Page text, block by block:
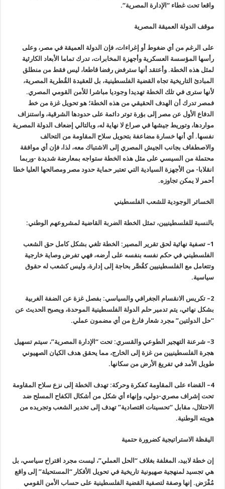
واقعا تحت غطاء “الإدارة المصرية“.
موقف الدولة العميقة المصرية
على الرغم من أي ضغوط أو إغراءات، فإن الدولة العميقة في مصر، وعلى
رأسها المؤسسة العسكرية وأجهزة المخابرات، تدرك تماما الأبعاد الكارثية
لمثل هذه الخطة. وأعتقد أنها سترفض رفضا قاطعا، ليس فقط من منطلق
المبادئ التاريخية تجاه القضية الفلسطينية، بل للعقيدة القُطرية المصرية،
لأنها سترى في تلك الخطة تهديدا وجوديا مباشرا للأمن القومي المصري.
فمصر تدرك أن الهدف الحقيقي من هذه الخطة؛ هو تحويل غزة من خط
الدفاع الأول عن مصر إلى بؤرة توتر دائمة على حدودها الشرقية، واستنزاف
مواردها، وتوريط جيشها في صراع لا نهاية له، وبالتالي إضعاف الدولة المصرية
نفسها. أي أنها خسارة مضاعفة بتحويل سلاح المقاومة من التحالف
والاصطفاف بجانب الجيش المصري إلى الاشتباك معه، لذا، فإن أي موافقة
محتملة من السيسي على مثل هذه الخطة ستواجه بمعارضة شديدة -وربما
انقلابا- من الأجهزة السيادية التي تعتبر حماية حدود مصر ومصالحها العليا خطا
أحمر لا يمكن تجاوزه.
الخسائر الوجودية للشعب الفلسطيني
بالنسبة للفلسطينيين، تمثل الخطة الضربة القاضية لمشروعهم الوطني:
1
–تصفية نهائية لحق تقرير المصير: الخطة تلغي بشكل كامل حق الشعب
الفلسطيني في حكم نفسه بنفسه على أرضه، فهي تفرض وصاية خارجية
وتتعامل مع الفلسطينيين كقُصَّر بحاجة إلى إدارة، وليس كشعب له حقوق
سياسية.
2
–تكريس الانقسام الجغرافي والسياسي: بفصل غزة عن الضفة الغربية
بشكل نهائي، يتم تدمير حلم الدولة الفلسطينية الموحدة، ويصبح الحديث عن
“حل الدولتين” مجرد شعار فارغ من أي مضمون عملي.
3
–شرعنة التهجير الطوعي والقسري: تحت “الإدارة المصرية”، سيتم تسهيل
هجرة الفلسطينيين من غزة إلى الخارج، مما يحقق هدف الكيان الصهيوني
طويل الأمد في تفريغ الأرض من سكانها.
4
– القضاء على المقاومة كفكرة وحركة: تهدف الخطة إلى نزع سلاح المقاومة
تحت إشراف مصري-دولي، وإنهاء أي شكل من أشكال الكفاح المسلح ضد
الاحتلال، مقابل “تحسينات اقتصادية” تهدف إلى تخدير الشعب وتجريده من
هويته الوطنية.
اليقظة الاستراتيجية كضرورة حتمية
إن خطة لابيد، المغلفة بغلاف “الحل العملي”، ليست مجرد اقتراح سياسي، بل
هي تجسيد لمنهجية صهيونية تاريخية في تحويل الأفكار “المستحيلة” إلى واقع
مُفْرَض. إنها وصفة لتصفية القضية الفلسطينية على حساب الأمن القومي